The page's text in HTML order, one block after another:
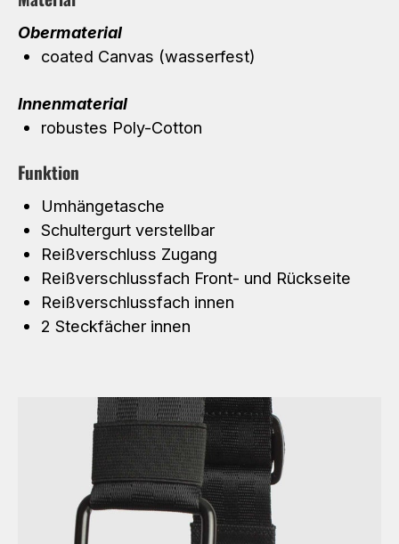
Obermaterial
coated Canvas (wasserfest)
Innenmaterial
robustes Poly-Cotton
Funktion
Umhängetasche
Schultergurt verstellbar
Reißverschluss Zugang
Reißverschlussfach Front- und Rückseite
Reißverschlussfach innen
2 Steckfächer innen